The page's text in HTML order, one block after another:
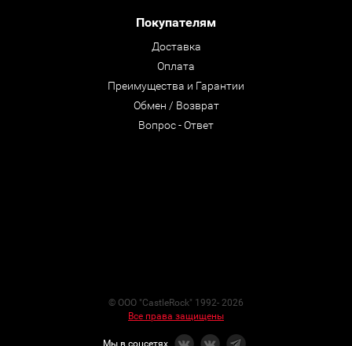
Покупателям
Доставка
Оплата
Преимущества и Гарантии
Обмен / Возврат
Вопрос - Ответ
© ООО "CastleRock" 1992- 2026
Все права защищены
Мы в соцсетях